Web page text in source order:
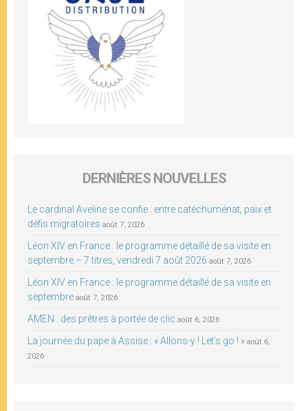
DERNIÈRES NOUVELLES
Le cardinal Aveline se confie : entre catéchuménat, paix et
défis migratoires août 7, 2026
Léon XIV en France : le programme détaillé de sa visite en
septembre – 7 titres, vendredi 7 août 2026 août 7, 2026
Léon XIV en France : le programme détaillé de sa visite en
septembre août 7, 2026
AMEN : des prêtres à portée de clic août 6, 2026
La journée du pape à Assise : « Allons-y ! Let’s go ! » août 6,
2026